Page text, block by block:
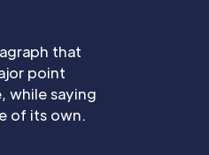
that
point
while saying
of its own.